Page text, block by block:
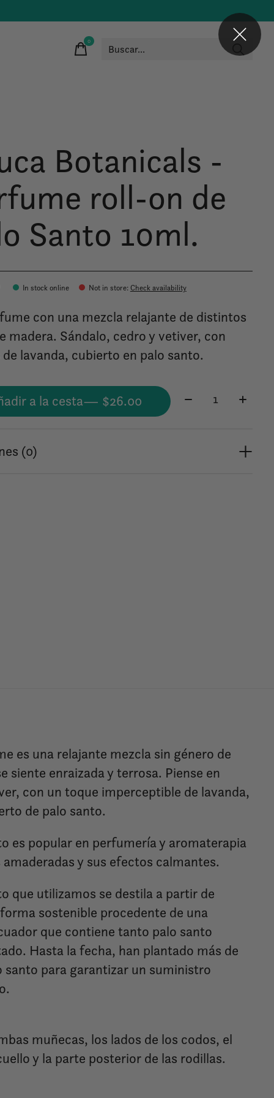
0items
Botanicals -
roll-on de
Santo 10ml.
In stock online Not in store:Check availability
con una mezcla relajante de distintos
madera. Sándalo, cedro y vetiver, con
lavanda, cubierto en palo santo.
a la cesta — $26.00 Cantidad:
(0)
es una relajante mezcla sin género de
siente enraizada y terrosa. Piense en
con un toque imperceptible de lavanda,
de palo santo.
es popular en perfumería y aromaterapia
y sus efectos calmantes.
que utilizamos se destila a partir de
sostenible procedente de una
que contiene tanto palo santo
Hasta la fecha, han plantado más de
santo para garantizar un suministro
muñecas, los lados de los codos, el
y la parte posterior de las rodillas.